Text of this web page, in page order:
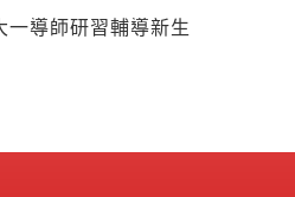
一導師研習輔導新生